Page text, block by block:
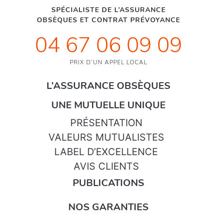
SPÉCIALISTE DE L’ASSURANCE
OBSÈQUES ET CONTRAT PRÉVOYANCE
04 67 06 09 09
PRIX D’UN APPEL LOCAL
L’ASSURANCE OBSÈQUES
UNE MUTUELLE UNIQUE
PRÉSENTATION
VALEURS MUTUALISTES
LABEL D’EXCELLENCE
AVIS CLIENTS
PUBLICATIONS
NOS GARANTIES